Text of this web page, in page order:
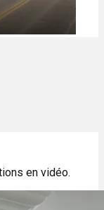
en vidéo.